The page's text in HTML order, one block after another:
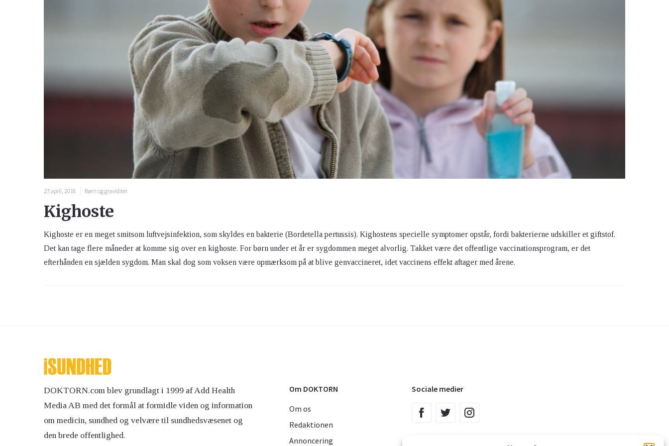
27 april, 2016 Børn og graviditet
Kighoste
Kighoste er en meget smitsom luftvejsinfektion, som skyldes en bakterie (Bordetella pertussis). Kighostens specielle symptomer opstår, fordi bakterierne udskiller et giftstof.
Det kan tage flere måneder at komme sig over en kighoste. For børn under et år er sygdommen meget alvorlig. Takket være det offentlige vaccinationsprogram, er det
efterhånden en sjælden sygdom. Man skal dog som voksen være opmærksom på at blive genvaccineret, idet vaccinens effekt aftager med årene.
DOKTORN.com blev grundlagt i 1999 af Add Health
Media AB med det formål at formidle viden og information
om medicin, sundhed og velvære til sundhedsvæsenet og
den brede offentlighed.
Om DOKTORN
Om os
Redaktionen
Annoncering
Sociale medier